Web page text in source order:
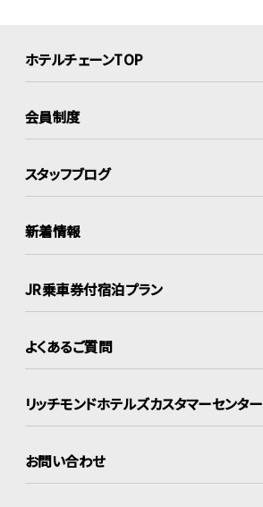
ホテルチェーンTOP
会員制度
スタッフブログ
新着情報
JR乗車券付宿泊プラン
よくあるご質問
リッチモンドホテルズカスタマーセンター
お問い合わせ